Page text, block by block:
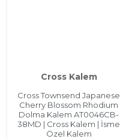
Cross Kalem
Cross Townsend Japanese
Cherry Blossom Rhodium
Dolma Kalem AT0046CB-
38MD | Cross Kalem | İsme
Özel Kalem